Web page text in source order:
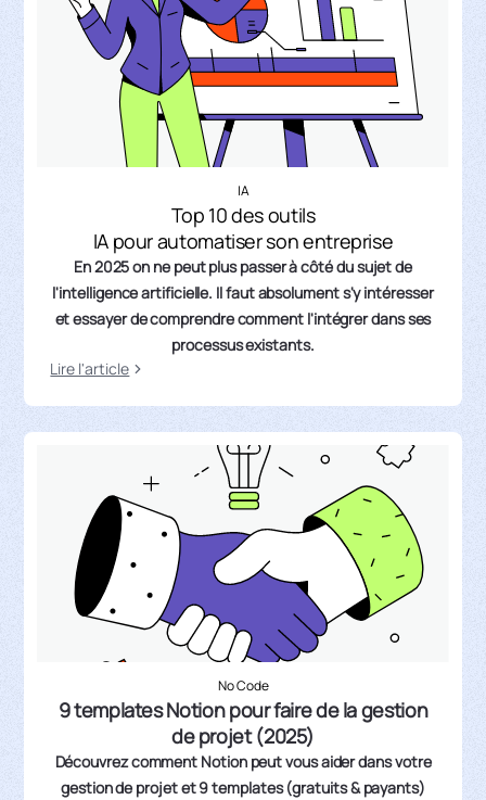
IA
Top 10 des outils
IA pour automatiser son entreprise
En 2025 on ne peut plus passer à côté du sujet de
l'intelligence artificielle. Il faut absolument s'y intéresser
et essayer de comprendre comment l'intégrer dans ses
processus existants.
Lire l'article
No Code
9 templates Notion pour faire de la gestion
de projet (2025)
Découvrez comment Notion peut vous aider dans votre
gestion de projet et 9 templates (gratuits & payants)